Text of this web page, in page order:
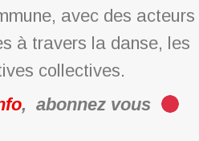
avec des acteurs
à travers la danse, les
collectives.
, abonnez vous